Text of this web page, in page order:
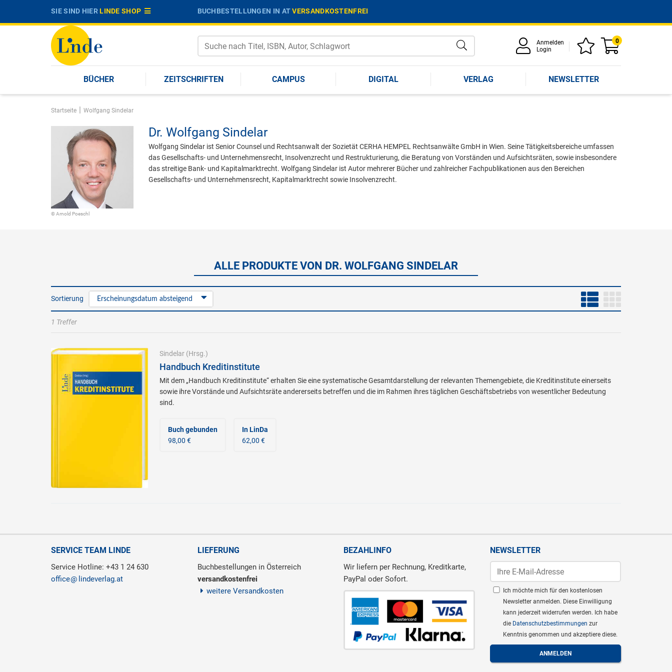
SIE SIND HIERLINDE SHOP BUCHBESTELLUNGEN IN ATVERSANDKOSTENFREI
Anmelden
Login
0
BÜCHER ZEITSCHRIFTEN CAMPUS DIGITAL VERLAG NEWSLETTER
Startseite | Wolfgang Sindelar
© Arnold Poeschl
Dr. Wolfgang Sindelar
Wolfgang Sindelar ist Senior Counsel und Rechtsanwalt der Sozietät CERHA HEMPEL Rechtsanwälte GmbH in Wien. Seine Tätigkeitsbereiche umfassen
das Gesellschafts- und Unternehmensrecht, Insolvenzrecht und Restrukturierung, die Beratung von Vorständen und Aufsichtsräten, sowie insbesondere
das streitige Bank- und Kapitalmarktrecht. Wolfgang Sindelar ist Autor mehrerer Bücher und zahlreicher Fachpublikationen aus den Bereichen
Gesellschafts- und Unternehmensrecht, Kapitalmarktrecht sowie Insolvenzrecht.
ALLE PRODUKTE VON DR. WOLFGANG SINDELAR
Sortierung Erscheinungsdatum absteigend
1 Treffer
Sindelar(Hrsg.)
Handbuch Kreditinstitute
Mit dem „Handbuch Kreditinstitute“ erhalten Sie eine systematische Gesamtdarstellung der relevanten Themengebiete, die Kreditinstitute einerseits
sowie ihre Vorstände und Aufsichtsräte andererseits betreffen und die im Rahmen ihres täglichen Geschäftsbetriebs von wesentlicher Bedeutung
sind.
Buch gebunden
98,00 €
In LinDa
62,00 €
SERVICE TEAM LINDE
Service Hotline: +43 1 24 630
office
lindeverlag.at
LIEFERUNG
Buchbestellungen in Österreich
versandkostenfrei
weitere Versandkosten
BEZAHLINFO
Wir liefern per Rechnung, Kreditkarte,
PayPal oder Sofort.
NEWSLETTER
Ich möchte mich für den kostenlosen
Newsletter anmelden. Diese Einwilligung
kann jederzeit widerrufen werden. Ich habe
die Datenschutzbestimmungen zur
Kenntnis genommen und akzeptiere diese.